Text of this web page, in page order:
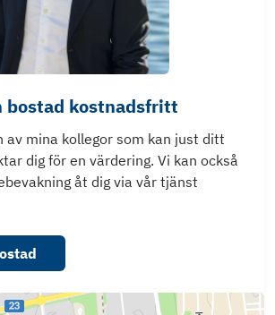
bostad kostnadsfritt
av mina kollegor som kan just ditt
dig för en värdering. Vi kan också
åt dig via vår tjänst